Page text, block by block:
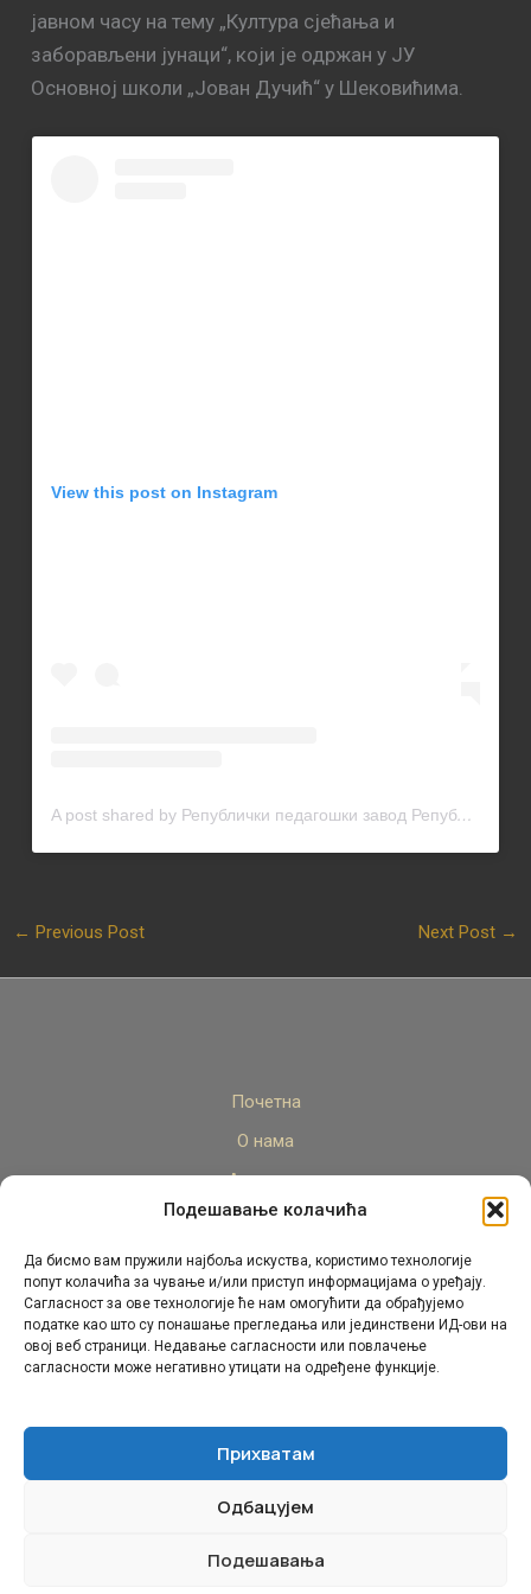
Подешавање колачића
Да бисмо вам пружили најбоља искуства, користимо технологије
попут колачића за чување и/или приступ информацијама о уређају.
Сагласност за ове технологије ће нам омогућити да обрађујемо
податке као што су понашање прегледања или јединствени ИД-ови на
овој веб страници. Недавање сагласности или повлачење
сагласности може негативно утицати на одређене функције.
Прихватам
Одбацујем
Подешавања
јавном часу на тему „Култура сјећања и
заборављени јунаци“, који је одржан у ЈУ
Основној школи „Јован Дучић“ у Шековићима.
View this post on Instagram
A post shared by Републички педагошки завод Републике Српске (@rpz_rs)
← Previous Post Next Post →
Почетна
О нама
Актуелно
Стручни кадар
Пројекти
Архива
Контакт
© Републички педагошки завод Републике Српске.